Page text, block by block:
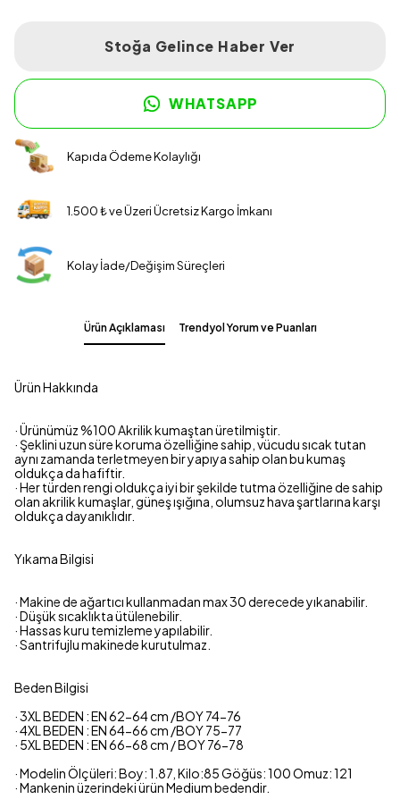
Stoğa Gelince Haber Ver
WHATSAPP
Kapıda Ödeme Kolaylığı
1.500 ₺ ve Üzeri Ücretsiz Kargo İmkanı
Kolay İade/Değişim Süreçleri
Ürün Açıklaması Trendyol Yorum ve Puanları
Ürün Hakkında
· Ürünümüz %100 Akrilik kumaştan üretilmiştir.
· Şeklini uzun süre koruma özelliğine sahip, vücudu sıcak tutan
aynı zamanda terletmeyen bir yapıya sahip olan bu kumaş
oldukça da hafiftir.
· Her türden rengi oldukça iyi bir şekilde tutma özelliğine de sahip
olan akrilik kumaşlar, güneş ışığına, olumsuz hava şartlarına karşı
oldukça dayanıklıdır.
Yıkama Bilgisi
· Makine de ağartıcı kullanmadan max 30 derecede yıkanabilir.
· Düşük sıcaklıkta ütülenebilir.
· Hassas kuru temizleme yapılabilir.
· Santrifujlu makinede kurutulmaz.
Beden Bilgisi
· 3XL BEDEN : EN 62-64 cm /BOY 74-76
· 4XL BEDEN : EN 64-66 cm /BOY 75-77
· 5XL BEDEN : EN 66-68 cm / BOY 76-78
· Modelin Ölçüleri: Boy: 1.87, Kilo:85 Göğüs: 100 Omuz: 121
· Mankenin üzerindeki ürün Medium bedendir.